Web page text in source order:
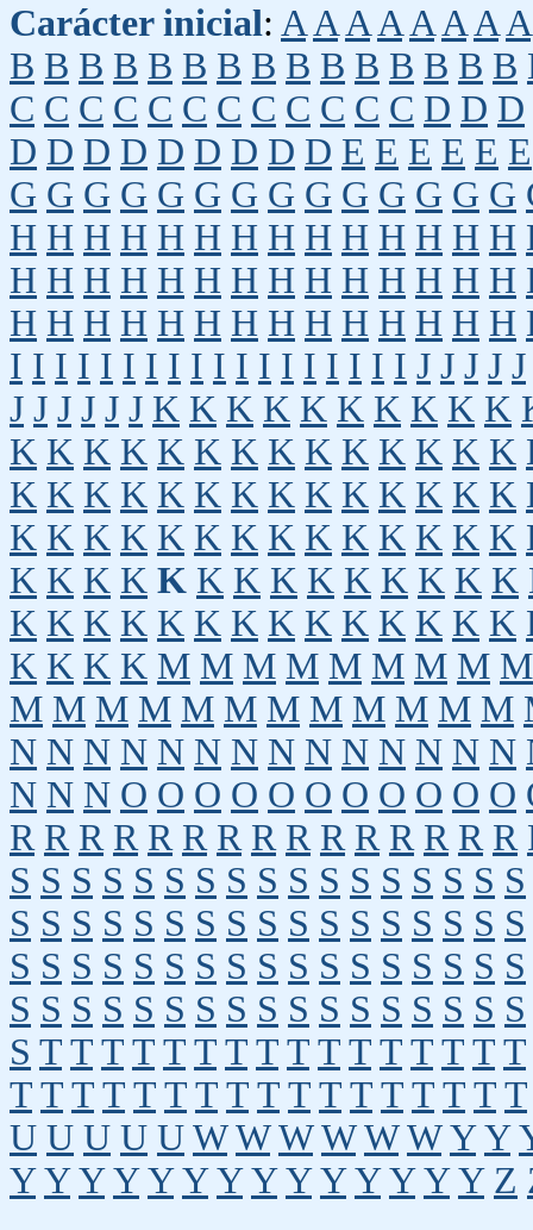
Carácter inicial: A A A A A A A A
B B B B B B B B B B B B B B B
C C C C C C C C C C C C D D D
D D D D D D D D D E E E E E E
G G G G G G G G G G G G G G
H H H H H H H H H H H H H H
H H H H H H H H H H H H H H
H H H H H H H H H H H H H H
I I I I I I I I I I I I I I I I I I J J J J J
J J J J J J K K K K K K K K K K
K K K K K K K K K K K K K K
K K K K K K K K K K K K K K
K K K K K K K K K K K K K K
K K K K K K K K K K K K K K
K K K K K K K K K K K K K K
K K K K M M M M M M M M M
M M M M M M M M M M M M
N N N N N N N N N N N N N N
N N N O O O O O O O O O O O
R R R R R R R R R R R R R R R
S S S S S S S S S S S S S S S S S
S S S S S S S S S S S S S S S S S
S S S S S S S S S S S S S S S S S
S S S S S S S S S S S S S S S S S
S T T T T T T T T T T T T T T T T
T T T T T T T T T T T T T T T T T
U U U U U W W W W W W Y Y
Y Y Y Y Y Y Y Y Y Y Y Y Y Y Z